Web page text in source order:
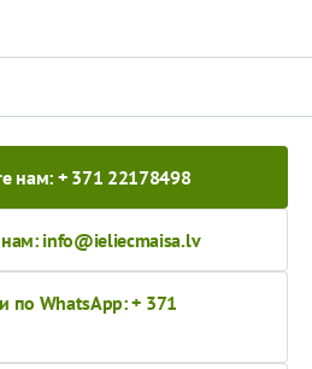
нам: + 371 22178498
info@ieliecmaisa.lv
по WhatsApp: + 371